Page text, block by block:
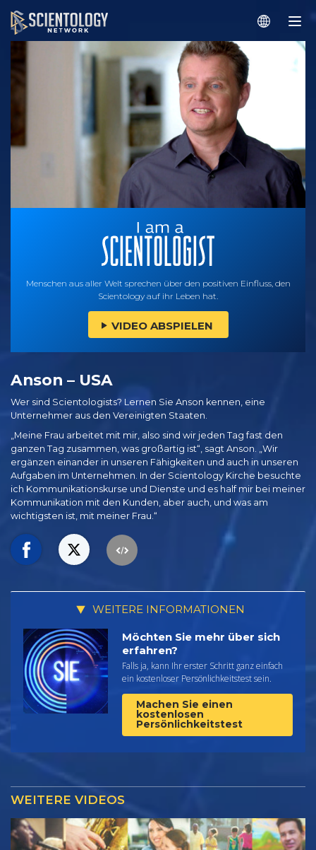
Menschen aus aller Welt sprechen über den positiven Einfluss, den
Scientology auf ihr Leben hat.
VIDEO ABSPIELEN
Anson – USA
Wer sind Scientologists? Lernen Sie Anson kennen, eine
Unternehmer aus den Vereinigten Staaten.
„Meine Frau arbeitet mit mir, also sind wir jeden Tag fast den
ganzen Tag zusammen, was großartig ist“, sagt Anson. „Wir
ergänzen einander in unseren Fähigkeiten und auch in unseren
Aufgaben im Unternehmen. In der Scientology Kirche besuchte
ich Kommunikationskurse und Dienste und es half mir bei meiner
Kommunikation mit den Kunden, aber auch, und was am
wichtigsten ist, mit meiner Frau.“
WEITERE INFORMATIONEN
Möchten Sie mehr über sich
erfahren?
Falls ja, kann Ihr erster Schritt ganz einfach
ein kostenloser Persönlichkeitstest sein.
Machen Sie einen
kostenlosen
Persönlichkeitstest
WEITERE VIDEOS